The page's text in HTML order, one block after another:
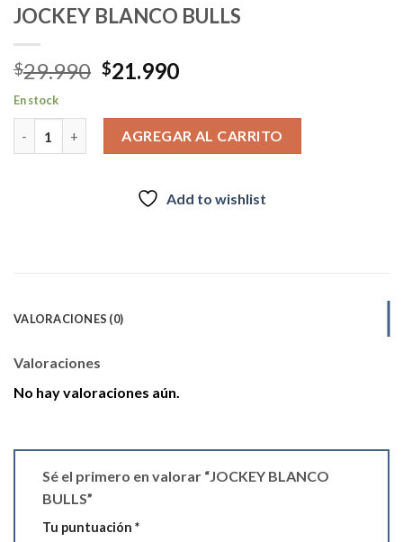
JOCKEY BLANCO BULLS
$29.990 El
original
era:
$29.990.
$21.990El
actual
es:
$21.990.
En stock
AGREGAR AL CARRITO
Add to wishlist
VALORACIONES (0)
Valoraciones
No hay valoraciones aún.
Sé el primero en valorar “JOCKEY BLANCO
BULLS”
Tu puntuación *